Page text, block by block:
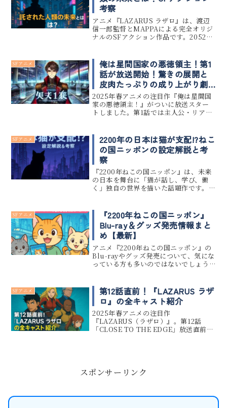
考察
アニメ『LAZARUS ラザロ』は、渡辺
信一郎監督とMAPPAによる完全オリジ
ナルのSFアクション作品です。2052
その代償は、半世紀後の人類存続を左
右する"罠"でもあり...
SFアニメ
俺は星間国家の悪徳領主！第1
話が放送開始！驚きの展開と
皮肉たっぷりの成り上がり劇
に注目
2025年春アニメの注目作『俺は星間国
家の悪徳領主！』がついに放送スター
トしました。第1話では主人公・リアム
り上げられていく様子が描かれ、早く
も話題沸騰中です。この記事で...
SFアニメ
2200年の日本は猫が支配!?ねこ
の国ニッポンの設定解説と考
察
『2200年ねこの国ニッポン』は、未来
の日本を舞台に「猫が話し、学び、働
く」独自の世界を描いた話題作です。
に共存しています。本記事では、この斬
新な設定を整理しつつ、「猫...
SFアニメ
『2200年ねこの国ニッポン』
Blu-ray＆グッズ発売情報まと
め【最新】
アニメ『2200年ねこの国ニッポン』の
Blu-rayやグッズ発売について、気にな
っている方も多いのではないでしょう
の関連キャンペーンはすでに行われて
います。 ここ...
SFアニメ
第12話直前！『LAZARUS ラザ
ロ』の全キャスト紹介
2025年春アニメの注目作
『LAZARUS（ラザロ）』。第12話
「CLOSE TO THE EDGE」放送直前
スポンサーリンク